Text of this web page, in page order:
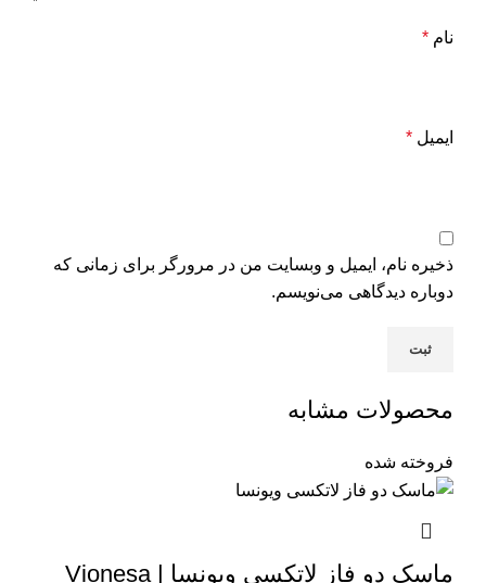
نام *
ایمیل *
ذخیره نام، ایمیل و وبسایت من در مرورگر برای زمانی که
دوباره دیدگاهی می‌نویسم.
محصولات مشابه
فروخته شده
ماسک دو فاز لاتکسی ویونسا | Vionesa